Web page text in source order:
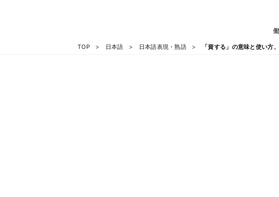
TOP 日本語 日本語表現・熟語 「資する」の意味と使い方